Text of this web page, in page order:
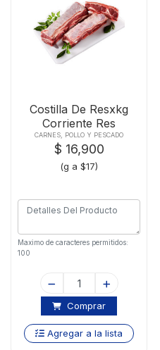
Costilla De Resxkg
Corriente Res
CARNES, POLLO Y PESCADO
$ 16,900
(g a $17)
Maximo de caracteres permitidos:
100
Comprar
Agregar a la lista